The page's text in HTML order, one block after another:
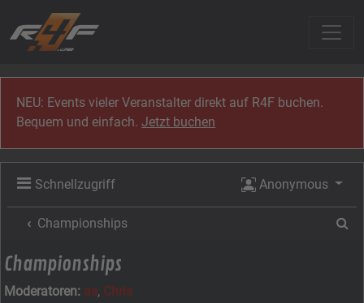
NEU: Events vieler Veranstalter direkt auf R4F buchen.
Bequem und einfach.Jetzt buchen
Schnellzugriff Anonymous
Championships
Championships
Moderatoren: as, Chris